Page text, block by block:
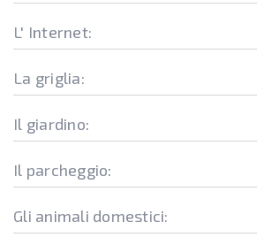
L' Internet:
La griglia:
Il giardino:
Il parcheggio:
Gli animali domestici: